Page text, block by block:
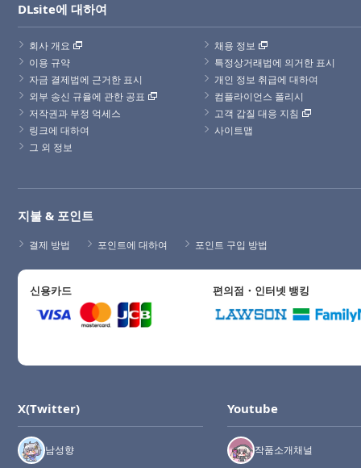
DLsite에 대하여
회사 개요
채용 정보
이용 규약
특정상거래법에 의거한 표시
자금 결제법에 근거한 표시
개인 정보 취급에 대하여
외부 송신 규율에 관한 공표
컴플라이언스 폴리시
저작권과 부정 억세스
고객 갑질 대응 지침
링크에 대하여
사이트맵
그 외 정보
지불 & 포인트
결제 방법 포인트에 대하여 포인트 구입 방법
신용카드 편의점・인터넷 뱅킹
X(Twitter)
남성향
Youtube
작품소개채널